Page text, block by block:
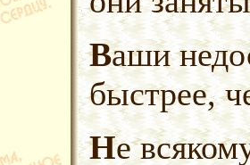
Ваши недостатки жена найдет
быстрее,
Не всякому по карману иметь